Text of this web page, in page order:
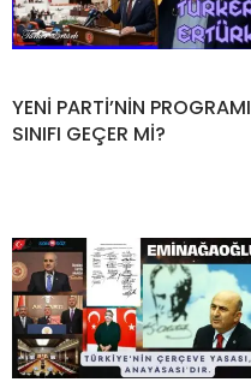
YENİ PARTİ’NİN PROGRAMI
SINIFI GEÇER Mİ?